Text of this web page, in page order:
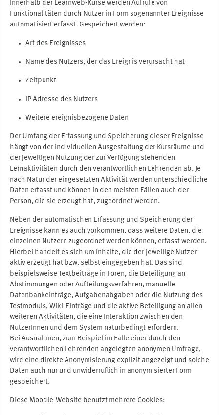
Innerhalb der Learnweb-Kurse werden Aufrufe von
Funktionalitäten durch Nutzer in Form sogenannter Ereignisse
automatisiert erfasst. Gespeichert werden:
Art des Ereignisses
Name des Nutzers, der das Ereignis verursacht hat
Zeitpunkt
IP Adresse des Nutzers
Weitere ereignisbezogene Daten
Der Umfang der Erfassung und Speicherung dieser Ereignisse
hängt von der individuellen Ausgestaltung der Kursräume und
der jeweiligen Nutzung der zur Verfügung stehenden
Lernaktivitäten durch den verantwortlichen Lehrenden ab. Je
nach Natur der eingesetzten Aktivität werden unterschiedliche
Daten erfasst und können in den meisten Fällen auch der
Person, die sie erzeugt hat, zugeordnet werden.
Neben der automatischen Erfassung und Speicherung der
Ereignisse kann es auch vorkommen, dass weitere Daten, die
einzelnen Nutzern zugeordnet werden können, erfasst werden.
Hierbei handelt es sich um Inhalte, die der jeweilige Nutzer
aktiv erzeugt hat bzw. selbst eingegeben hat. Das sind
beispielsweise Textbeiträge in Foren, die Beteiligung an
Abstimmungen oder Aufteilungsverfahren, manuelle
Datenbankeinträge, Aufgabenabgaben oder die Nutzung des
Testmoduls, Wiki-Einträge und die aktive Beteiligung an allen
weiteren Aktivitäten, die eine Interaktion zwischen den
NutzerInnen und dem System naturbedingt erfordern.
Bei Ausnahmen, zum Beispiel im Falle einer durch den
verantwortlichen Lehrenden angelegten anonymen Umfrage,
wird eine direkte Anonymisierung explizit angezeigt und solche
Daten auch nur und unwiderruflich in anonymisierter Form
gespeichert.
Diese Moodle-Website benutzt mehrere Cookies: